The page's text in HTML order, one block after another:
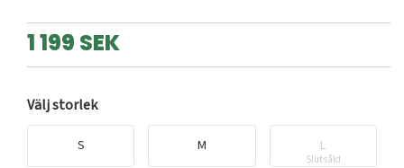
1 199 SEK
Välj storlek
S M L
Slutsåld